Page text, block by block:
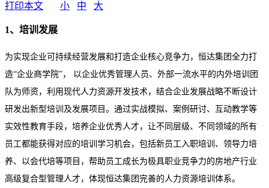
打印本文 小 中 大
1、培训发展
为实现企业可持续经营发展和打造企业核心竞争力，恒达集团全力打
造“企业商学院”， 以企业优秀管理人员、外部一流水平的内外培训团
队为师资，利用现代人力资源开发技术，结合企业发展战略不断设计
研发出新型培训及发展项目。通过实战模拟、案例研讨、互动教学等
实效性教育手段，培养企业优秀人才，让不同层级、不同领域的所有
员工都能获得对应的培训学习机会，包括新员工入职培训、领导力培
养、以会代培等项目，帮助员工成长为极具职业竞争力的房地产行业
高级复合型管理人才，体现恒达集团完善的人力资源培训体系。